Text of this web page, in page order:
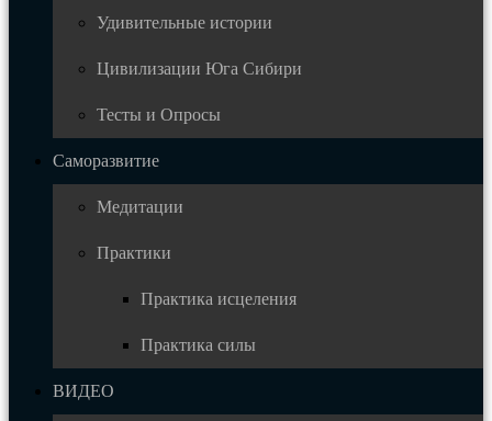
Удивительные истории
Цивилизации Юга Сибири
Тесты и Опросы
Саморазвитие
Медитации
Практики
Практика исцеления
Практика силы
ВИДЕО